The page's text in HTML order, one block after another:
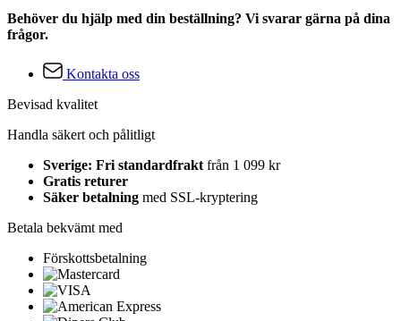
Behöver du hjälp med din beställning? Vi svarar gärna på dina
frågor.
Kontakta oss
Bevisad kvalitet
Handla säkert och pålitligt
Sverige: Fri standardfrakt från 1 099 kr
Gratis returer
Säker betalning med SSL-kryptering
Betala bekvämt med
Förskottsbetalning